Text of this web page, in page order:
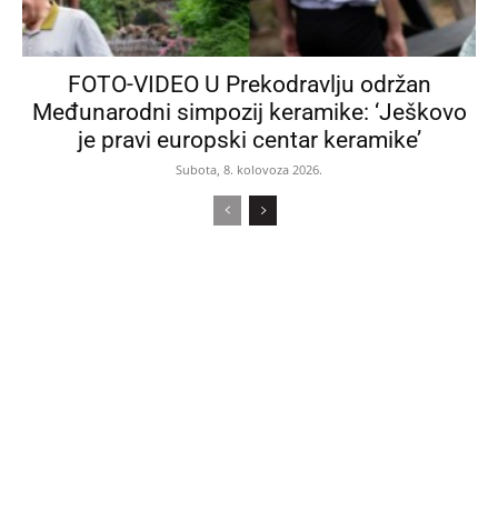
FOTO-VIDEO U Prekodravlju održan
Međunarodni simpozij keramike: ‘Ješkovo
je pravi europski centar keramike’
Subota, 8. kolovoza 2026.